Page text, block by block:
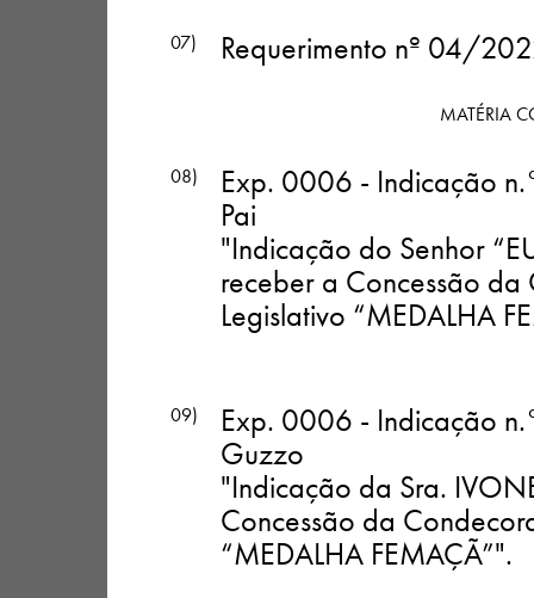
07) Requerimento nº 04/
MATÉRIA
08)
Exp. 0006 - Indicação
Pai
"Indicação do Senhor
receber a Concessão
Legislativo “MEDALHA
09)
Exp. 0006 - Indicação
Guzzo
"Indicação da Sra.
Concessão da
“MEDALHA FEMAÇÃ”".